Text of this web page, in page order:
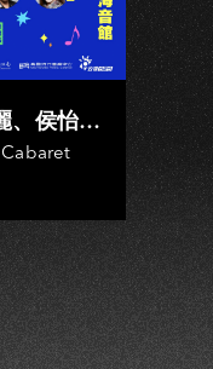
、侯怡
、鳥來
樺、吳
、曹雅